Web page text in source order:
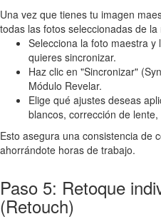
Una vez que tienes tu imagen
todas las fotos seleccionadas de la
Selecciona la foto maestra
quieres sincronizar.
Haz clic en "Sincronizar"
Módulo Revelar.
Elige qué ajustes deseas
blancos, corrección de lente,
Esto asegura una consistencia de
ahorrándote horas de trabajo.
Paso 5: Retoque
(Retouch)